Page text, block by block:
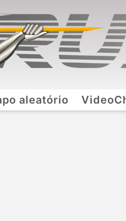
aleatório